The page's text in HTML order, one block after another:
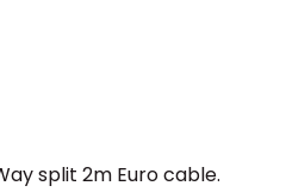
split 2m Euro cable.